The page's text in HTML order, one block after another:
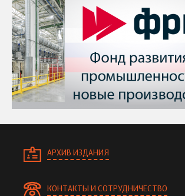
АРХИВ ИЗДАНИЯ
КОНТАКТЫ И СОТРУДНИЧЕСТВО